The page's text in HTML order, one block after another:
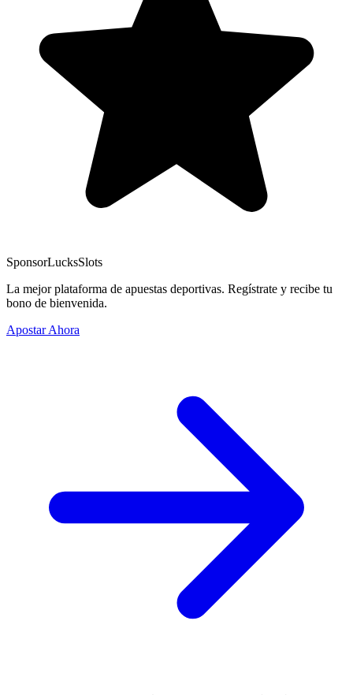
SponsorLucksSlots
La mejor plataforma de apuestas deportivas. Regístrate y recibe tu
bono de bienvenida.
Apostar Ahora